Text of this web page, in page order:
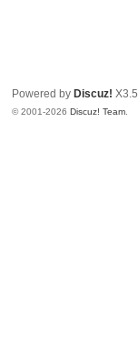
Powered by Discuz! X3.5
© 2001-2026Discuz! Team